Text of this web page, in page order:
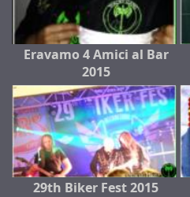
Eravamo 4 Amici al Bar
2015
29th Biker Fest 2015